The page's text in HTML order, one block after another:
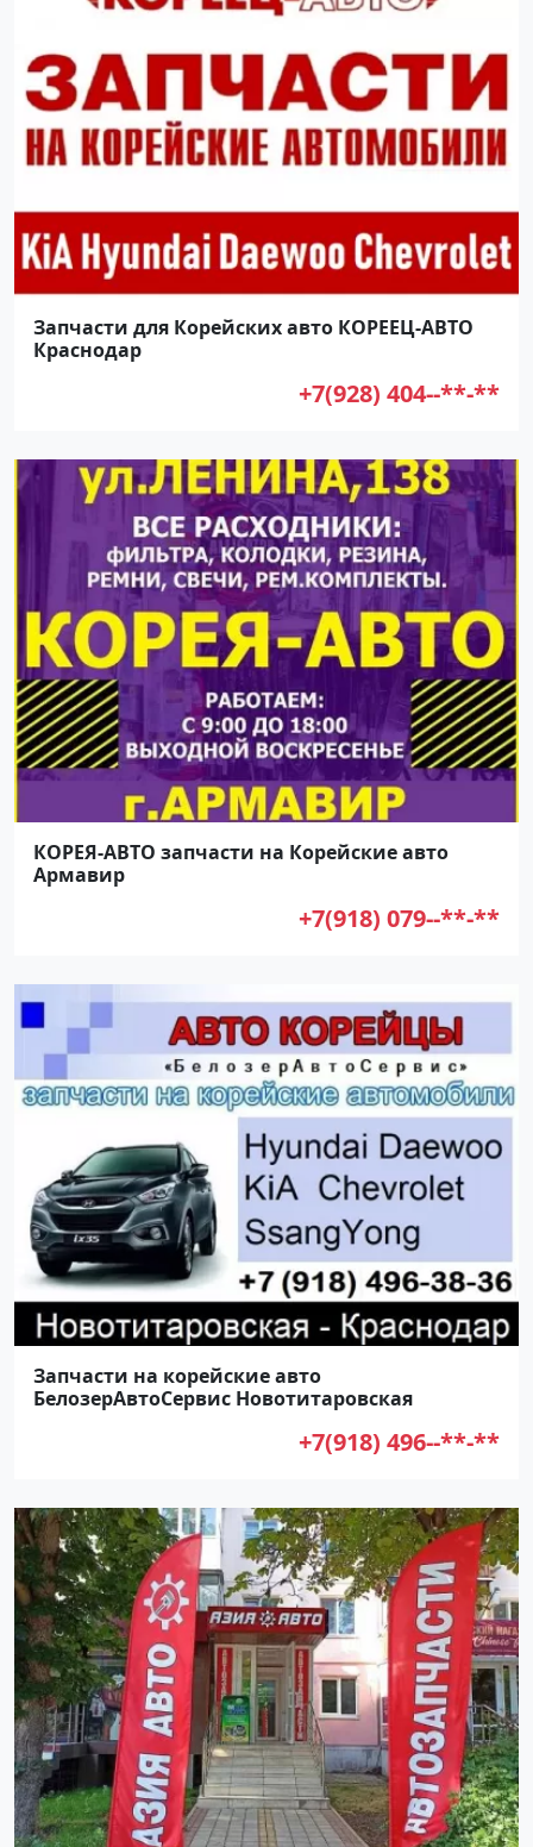
Запчасти для Корейских авто КОРЕЕЦ-АВТО
Краснодар
+7(928) 404--**-**
КОРЕЯ-АВТО запчасти на Корейские авто
Армавир
+7(918) 079--**-**
Запчасти на корейские авто
БелозерАвтоСервис Новотитаровская
+7(918) 496--**-**